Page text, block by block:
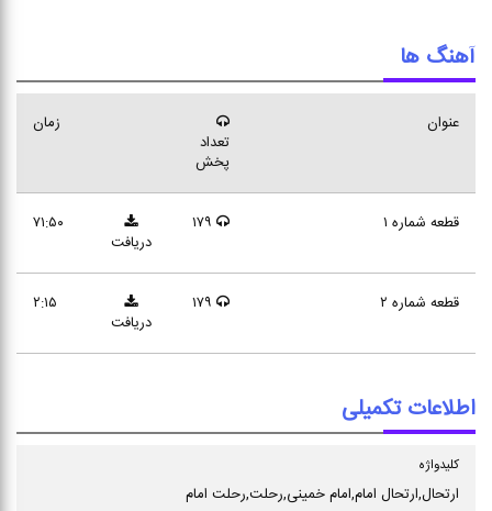
آهنگ ها
عنوان
زمان
تعداد
پخش
قطعه شماره ۱
۷۱:۵۰
دریافت
۱۷۹
قطعه شماره ۲
۲:۱۵
دریافت
۱۷۹
اطلاعات تکمیلی
كلیدواژه
ارتحال,ارتحال امام,امام خمینی,رحلت,رحلت امام